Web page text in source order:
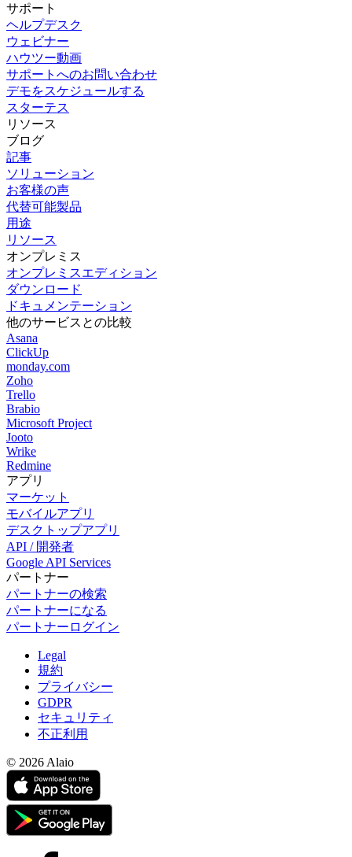
サポート
ヘルプデスク
ウェビナー
ハウツー動画
サポートへのお問い合わせ
デモをスケジュールする
スターテス
リソース
ブログ
記事
ソリューション
お客様の声
代替可能製品
用途
リソース
オンプレミス
オンプレミスエディション
ダウンロード
ドキュメンテーション
他のサービスとの比較
Asana
ClickUp
monday.com
Zoho
Trello
Brabio
Microsoft Project
Jooto
Wrike
Redmine
アプリ
マーケット
モバイルアプリ
デスクトップアプリ
API / 開発者
Google API Services
パートナー
パートナーの検索
パートナーになる
パートナーログイン
Legal
規約
プライバシー
GDPR
セキュリティ
不正利用
© 2026 Alaio